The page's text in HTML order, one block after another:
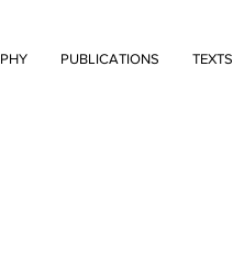
PUBLICATIONS TEXTS